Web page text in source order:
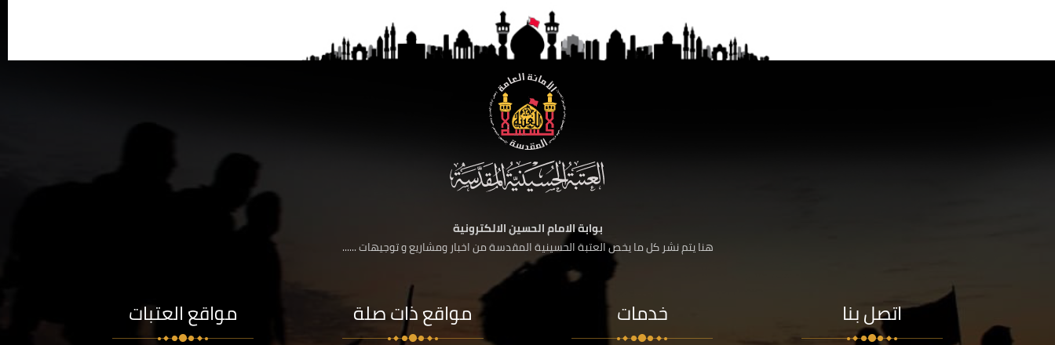
بوابة الامام الحسين الالكترونية
هنا يتم نشر كل ما يخص العتبة الحسينية المقدسة من اخبار ومشاريع و توجيهات ......
اتصل بنا خدمات مواقع ذات صلة مواقع العتبات